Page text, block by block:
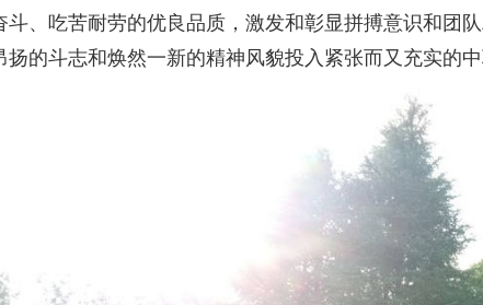
斗、吃苦耐劳的优良品质，激发和彰显拼搏意识和团
扬的斗志和焕然一新的精神风貌投入紧张而又充实的中